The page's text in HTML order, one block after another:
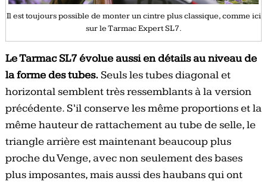
Il est toujours possible de monter un cintre plus classique, comme ici
sur le Tarmac Expert SL7.
Le Tarmac SL7 évolue aussi en détails au niveau de
la forme des tubes.Seuls les tubes diagonal et
horizontal semblent très ressemblants à la version
précédente. S’il conserve les même proportions et la
même hauteur de rattachement au tube de selle, le
triangle arrière est maintenant beaucoup plus
proche du Venge, avec non seulement des bases
plus imposantes, mais aussi des haubans qui ont